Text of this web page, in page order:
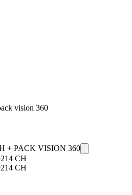
+ PACK VISION 360
214 CH
214 CH